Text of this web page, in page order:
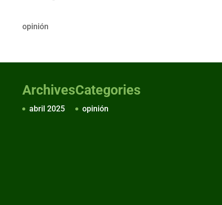
opinión
Archives
abril 2025
Categories
opinión